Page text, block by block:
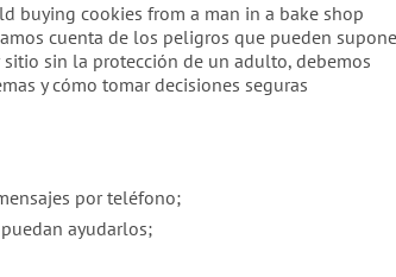
cuenta de los peligros que pueden
sin la protección de un adulto, debemos
y cómo tomar decisiones seguras
por teléfono;
ayudarlos;